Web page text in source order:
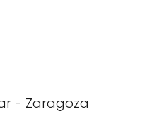
- Zaragoza